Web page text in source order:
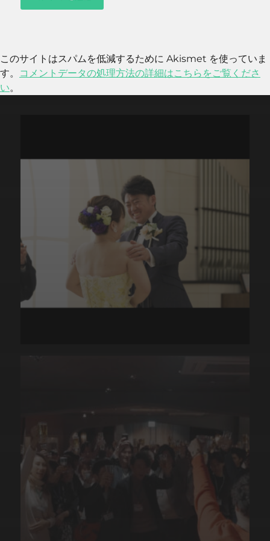
このサイトはスパムを低減するために Akismet を使っていま
す。
コメントデータの処理方法の詳細はこちらをご覧くださ
い。